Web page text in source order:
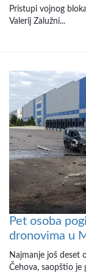
Pristupi vojnog
Valerij Zalužni...
Pet osoba
dronovima u
Najmanje još deset
Čehova, saopštio